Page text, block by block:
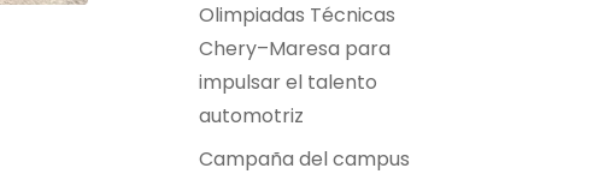
Olimpiadas Técnicas
Chery–Maresa para
impulsar el talento
automotriz
Campaña del campus